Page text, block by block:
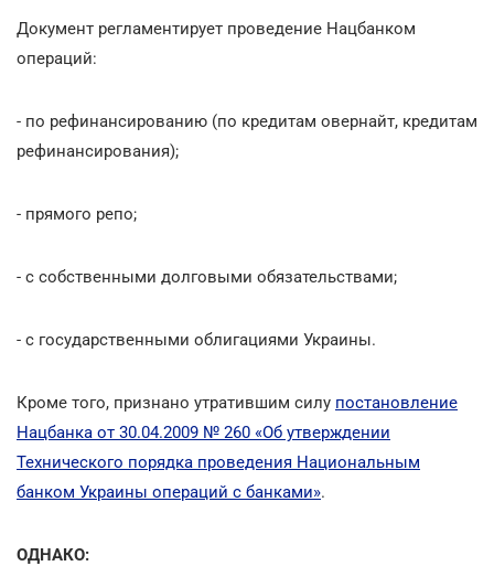
Документ регламентирует проведение Нацбанком
операций:
- по рефинансированию (по кредитам овернайт, кредитам
рефинансирования);
- прямого репо;
- с собственными долговыми обязательствами;
- с государственными облигациями Украины.
Кроме того, признано утратившим силу постановление
Нацбанка от 30.04.2009 № 260 «Об утверждении
Технического порядка проведения Национальным
банком Украины операций с банками».
ОДНАКО: